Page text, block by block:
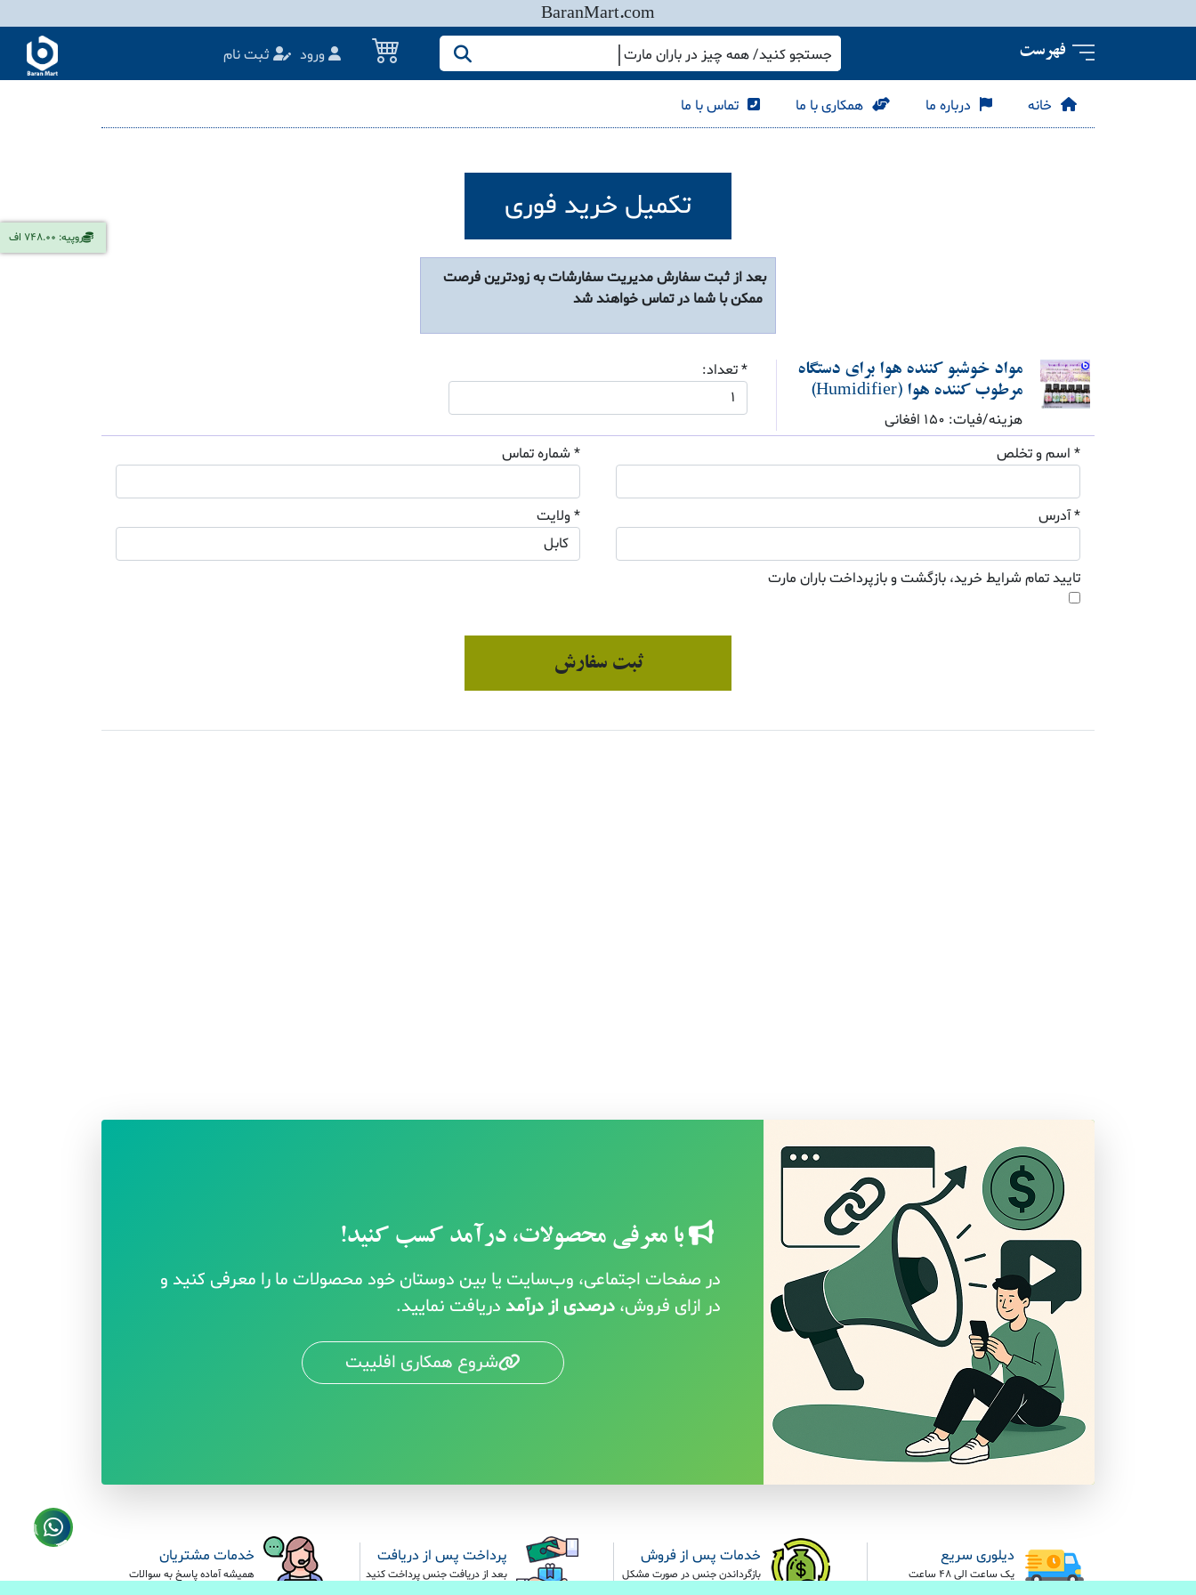
BaranMart.com
فهرست جستجو کنید/ همه چیز در باران مارت ورود ثبت نام
خانه درباره ما همکاری با ما تماس با ما
روپیه: 748.00 اف
تکمیل خرید فوری
بعد از ثبت سفارش مدیریت سفارشات به زودترین فرصت
ممکن با شما در تماس خواهند شد
مواد خوشبو کننده هوا برای دستگاه
مرطوب کننده هوا (Humidifier)
هزینه/فیات: 150 افغانی
* تعداد:
* اسم و تخلص * شماره تماس
* آدرس * ولایت
تایید تمام شرایط خرید، بازگشت و بازپرداخت باران مارت
ثبت سفارش
با معرفی محصولات، درآمد کسب کنید!
در صفحات اجتماعی، وب‌سایت یا بین دوستان خود محصولات ما را معرفی کنید و
در ازای فروش، درصدی از درآمد دریافت نمایید.
شروع همکاری افلییت
دیلوری سریع
یک ساعت الی 48 ساعت
خدمات پس از فروش
بازگرداندن جنس در صورت مشکل
پرداخت پس از دریافت
بعد از دریافت جنس پرداخت کنید
خدمات مشتریان
همیشه آماده پاسخ به سوالات